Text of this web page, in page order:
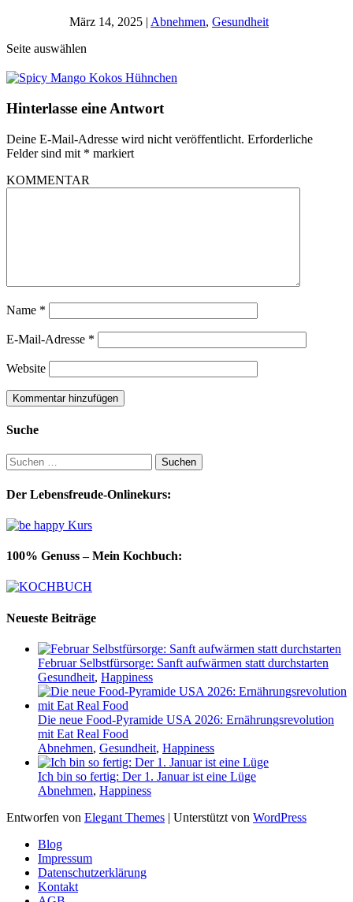
März 14, 2025 | Abnehmen, Gesundheit
Seite auswählen
Hinterlasse eine Antwort
Deine E-Mail-Adresse wird nicht veröffentlicht. Erforderliche
Felder sind mit * markiert
KOMMENTAR
Name *
E-Mail-Adresse *
Website
Suche
Suchen
nach:
Der Lebensfreude-Onlinekurs:
100% Genuss – Mein Kochbuch:
Neueste Beiträge
Februar Selbstfürsorge: Sanft aufwärmen statt durchstarten
Gesundheit, Happiness
Die neue Food-Pyramide USA 2026: Ernährungsrevolution
mit Eat Real Food
Abnehmen, Gesundheit, Happiness
Ich bin so fertig: Der 1. Januar ist eine Lüge
Abnehmen, Happiness
Entworfen von Elegant Themes | Unterstützt von WordPress
Blog
Impressum
Datenschutzerklärung
Kontakt